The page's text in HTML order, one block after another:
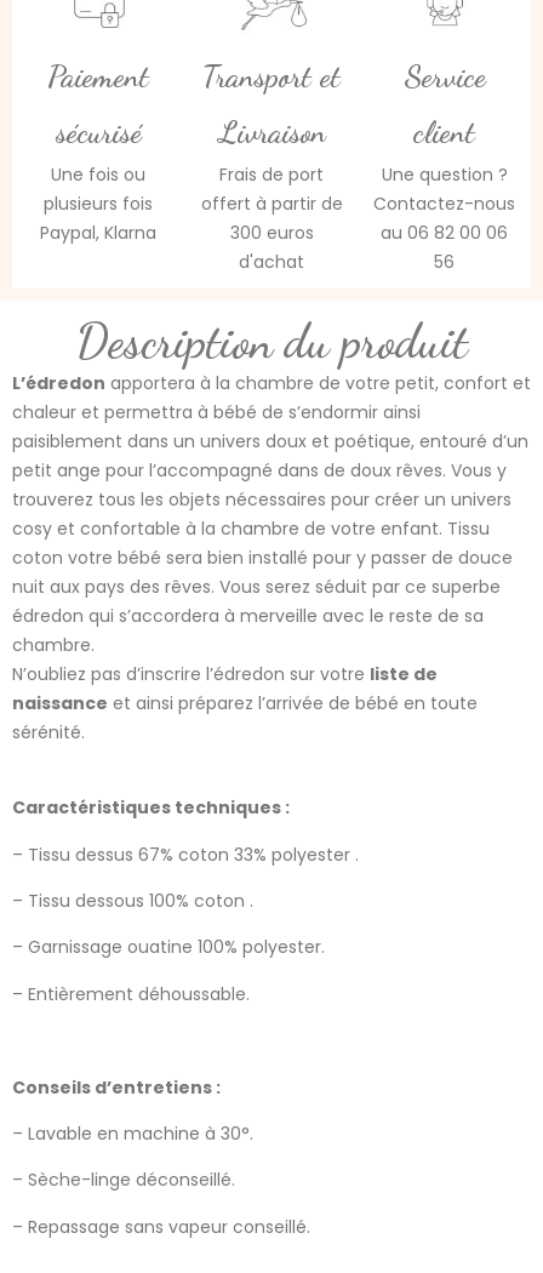
Paiement
sécurisé
Une fois ou
plusieurs fois
Paypal, Klarna
Transport et
Livraison
Frais de port
offert à partir de
300 euros
d'achat
Service
client
Une question ?
Contactez-nous
au 06 82 00 06
56
Description du produit
L’édredon apportera à la chambre de votre petit, confort et
chaleur et permettra à bébé de s’endormir ainsi
paisiblement dans un univers doux et poétique, entouré d’un
petit ange pour l’accompagné dans de doux rêves. Vous y
trouverez tous les objets nécessaires pour créer un univers
cosy et confortable à la chambre de votre enfant. Tissu
coton votre bébé sera bien installé pour y passer de douce
nuit aux pays des rêves. Vous serez séduit par ce superbe
édredon qui s’accordera à merveille avec le reste de sa
chambre.
N’oubliez pas d’inscrire l’édredon sur votre liste de
naissance et ainsi préparez l’arrivée de bébé en toute
sérénité.
Caractéristiques techniques :
– Tissu dessus 67% coton 33% polyester .
– Tissu dessous 100% coton .
– Garnissage ouatine 100% polyester.
– Entièrement déhoussable.
Conseils d’entretiens :
– Lavable en machine à 30°.
– Sèche-linge déconseillé.
– Repassage sans vapeur conseillé.